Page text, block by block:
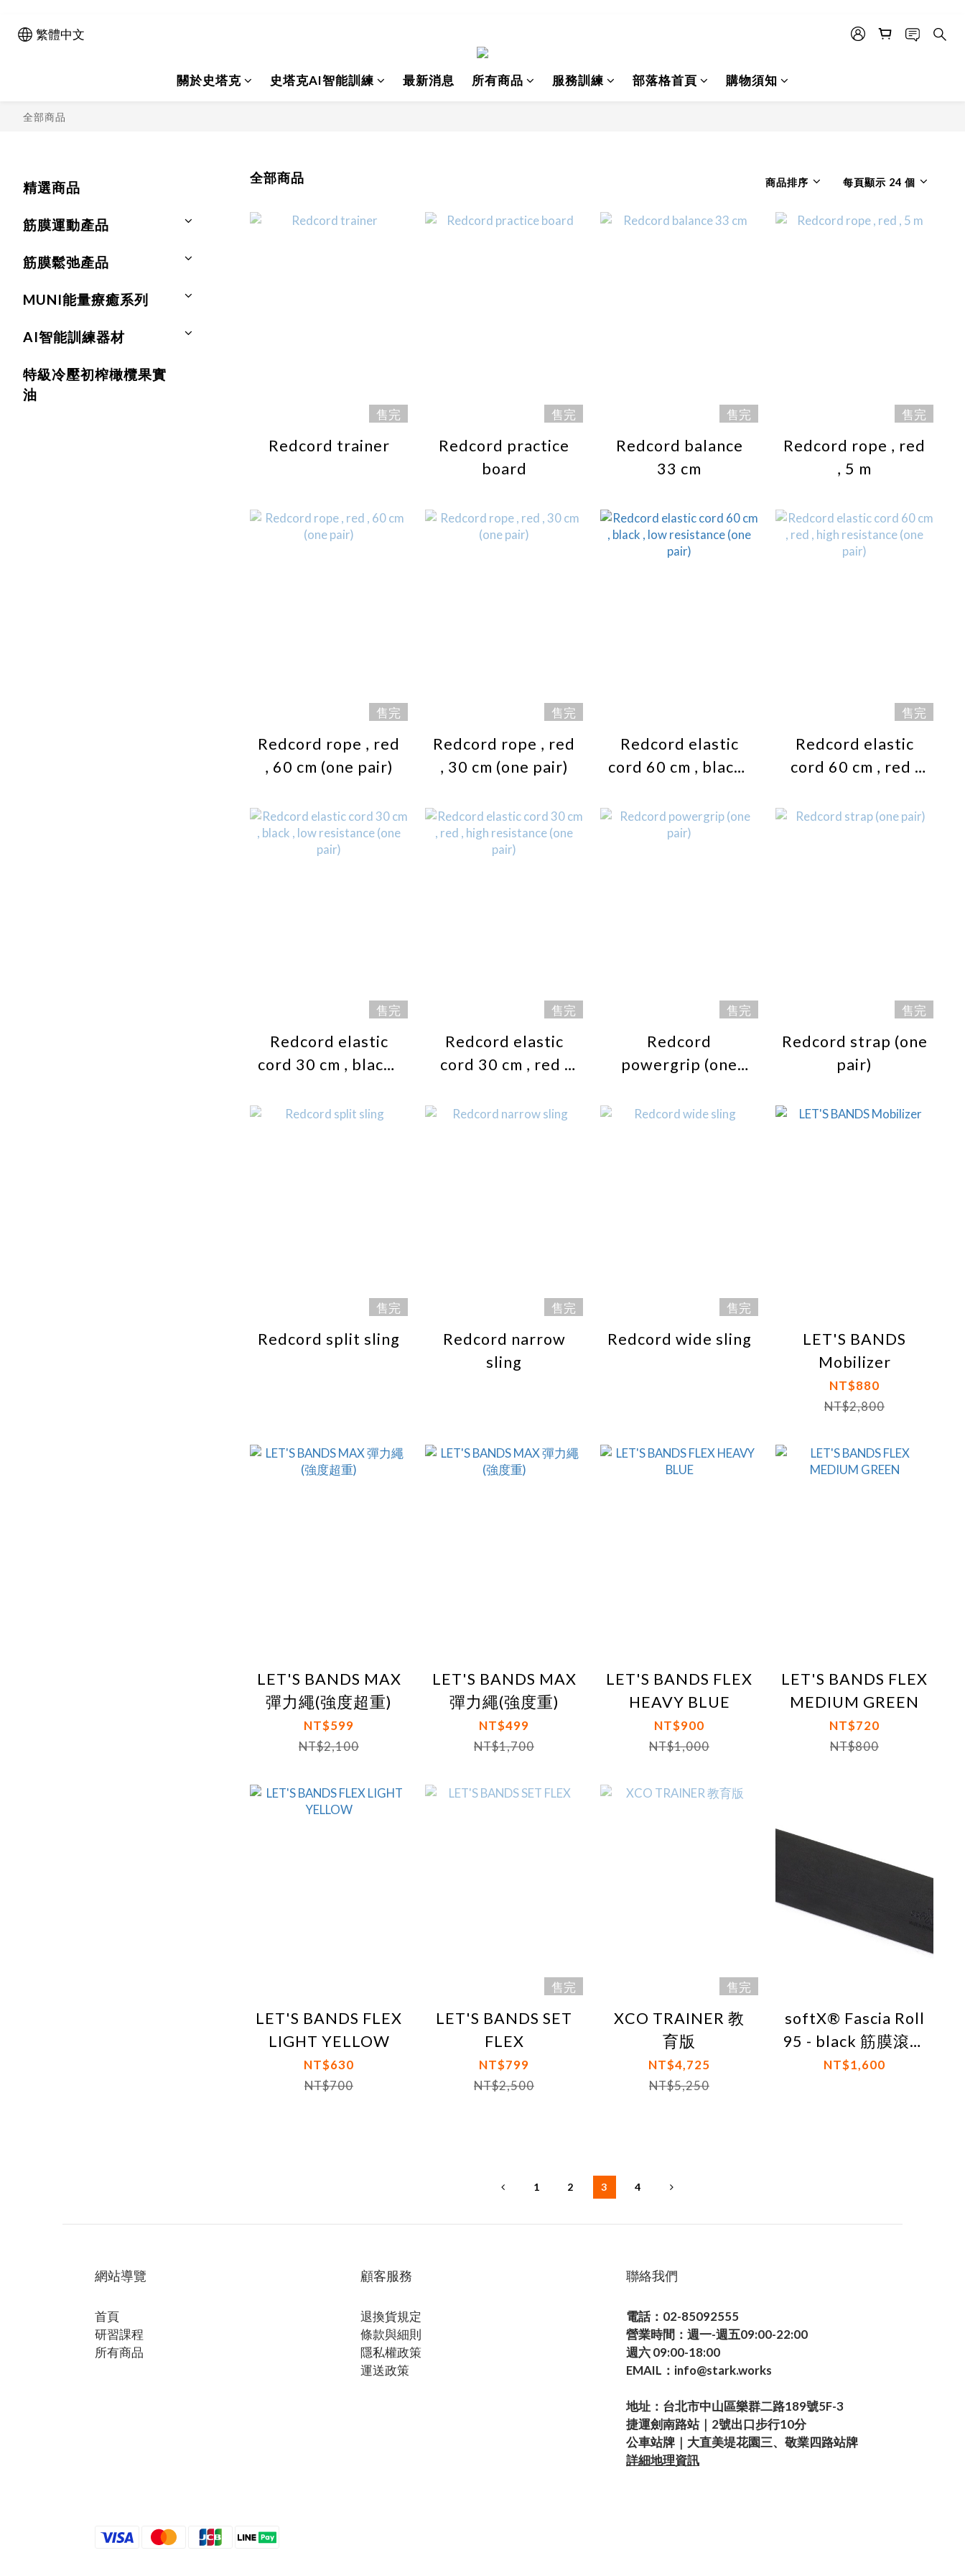
繁體中文
關於史塔克 史塔克AI智能訓練 最新消息 所有商品 服務訓練 部落格首頁 購物須知
全部商品
精選商品
筋膜運動產品
筋膜鬆弛產品
MUNI能量療癒系列
AI智能訓練器材
特級冷壓初榨橄欖果實
油
全部商品 商品排序 每頁顯示 24 個
售完
Redcord trainer
售完
Redcord practice
board
售完
Redcord balance
33 cm
售完
Redcord rope , red
, 5 m
售完
Redcord rope , red
, 60 cm (one pair)
售完
Redcord rope , red
, 30 cm (one pair)
Redcord elastic
cord 60 cm , black ,
pair)
售完
Redcord elastic
cord 60 cm , red ,
(one pair)
售完
Redcord elastic
cord 30 cm , black ,
pair)
售完
Redcord elastic
cord 30 cm , red ,
(one pair)
售完
Redcord
powergrip (one
售完
Redcord strap (one
pair)
售完
Redcord split sling
售完
Redcord narrow
sling
售完
Redcord wide sling
LET'S BANDS
Mobilizer
NT$880
NT$2,800
LET'S BANDS MAX
彈力繩(強度超重)
NT$599
NT$2,100
LET'S BANDS MAX
彈力繩(強度重)
NT$499
NT$1,700
LET'S BANDS FLEX
HEAVY BLUE
NT$900
NT$1,000
LET'S BANDS FLEX
MEDIUM GREEN
NT$720
NT$800
LET'S BANDS FLEX
LIGHT YELLOW
NT$630
NT$700
售完
LET'S BANDS SET
FLEX
NT$799
NT$2,500
售完
XCO TRAINER 教
育版
NT$4,725
NT$5,250
softX® Fascia Roll
95 - black 筋膜滾筒
黑
NT$1,600
1 2 3 4
網站導覽
首頁
研習課程
所有商品
顧客服務
退換貨規定
條款與細則
隱私權政策
運送政策
聯絡我們
電話：02-85092555
營業時間：週一-週五09:00-22:00
週六 09:00-18:00
EMAIL：info@stark.works
地址：台北市中山區樂群二路189號5F-3
捷運劍南路站｜2號出口步行10分
公車站牌｜大直美堤花園三、敬業四路站牌
詳細地理資訊